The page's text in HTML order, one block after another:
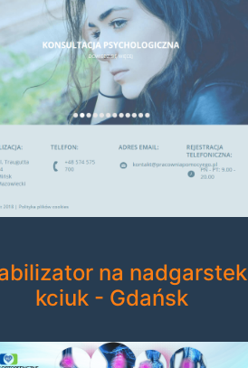
na nadgarstek
kciuk - Gdańsk